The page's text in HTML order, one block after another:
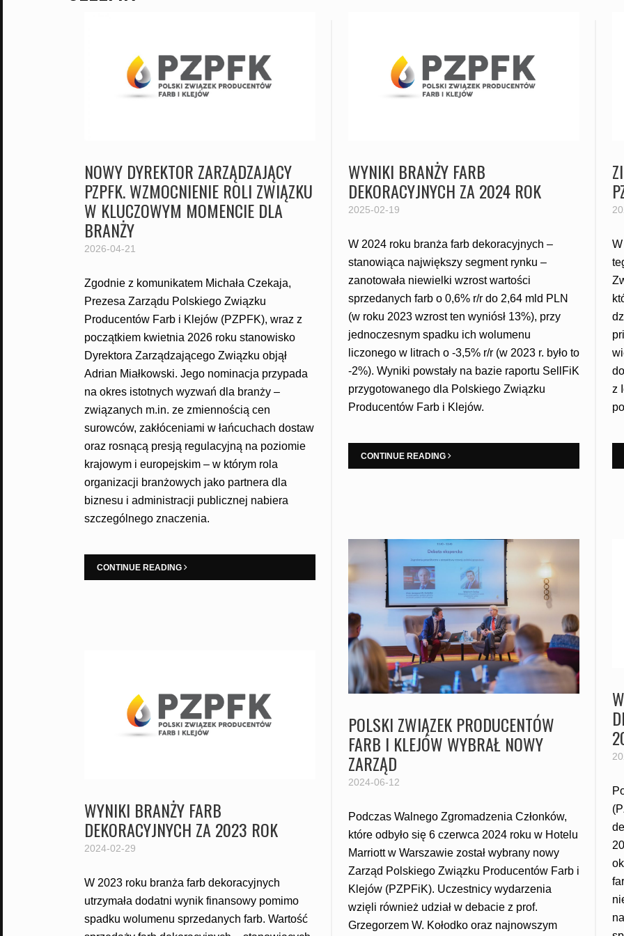
NOWY DYREKTOR ZARZĄDZAJĄCY
PZPFK. WZMOCNIENIE ROLI ZWIĄZKU
W KLUCZOWYM MOMENCIE DLA
BRANŻY
2026-04-21
Zgodnie z komunikatem Michała Czekaja,
Prezesa Zarządu Polskiego Związku
Producentów Farb i Klejów (PZPFK), wraz z
początkiem kwietnia 2026 roku stanowisko
Dyrektora Zarządzającego Związku objął
Adrian Miałkowski. Jego nominacja przypada
na okres istotnych wyzwań dla branży –
związanych m.in. ze zmiennością cen
surowców, zakłóceniami w łańcuchach dostaw
oraz rosnącą presją regulacyjną na poziomie
krajowym i europejskim – w którym rola
organizacji branżowych jako partnera dla
biznesu i administracji publicznej nabiera
szczególnego znaczenia.
CONTINUE READING
WYNIKI BRANŻY FARB
DEKORACYJNYCH ZA 2024 ROK
2025-02-19
W 2024 roku branża farb dekoracyjnych –
stanowiąca największy segment rynku –
zanotowała niewielki wzrost wartości
sprzedanych farb o 0,6% r/r do 2,64 mld PLN
(w roku 2023 wzrost ten wyniósł 13%), przy
jednoczesnym spadku ich wolumenu
liczonego w litrach o -3,5% r/r (w 2023 r. było to
-2%). Wyniki powstały na bazie raportu SellFiK
przygotowanego dla Polskiego Związku
Producentów Farb i Klejów.
CONTINUE READING
z
POLSKI ZWIĄZEK PRODUCENTÓW
FARB I KLEJÓW WYBRAŁ NOWY
ZARZĄD
2024-06-12
Podczas Walnego Zgromadzenia Członków,
które odbyło się 6 czerwca 2024 roku w Hotelu
Marriott w Warszawie został wybrany nowy
Zarząd Polskiego Związku Producentów Farb i
Klejów (PZPFiK). Uczestnicy wydarzenia
wzięli również udział w debacie z prof.
Grzegorzem W. Kołodko oraz najnowszym
WYNIKI BRANŻY FARB
DEKORACYJNYCH ZA 2023 ROK
2024-02-29
W 2023 roku branża farb dekoracyjnych
utrzymała dodatni wynik finansowy pomimo
spadku wolumenu sprzedanych farb. Wartość